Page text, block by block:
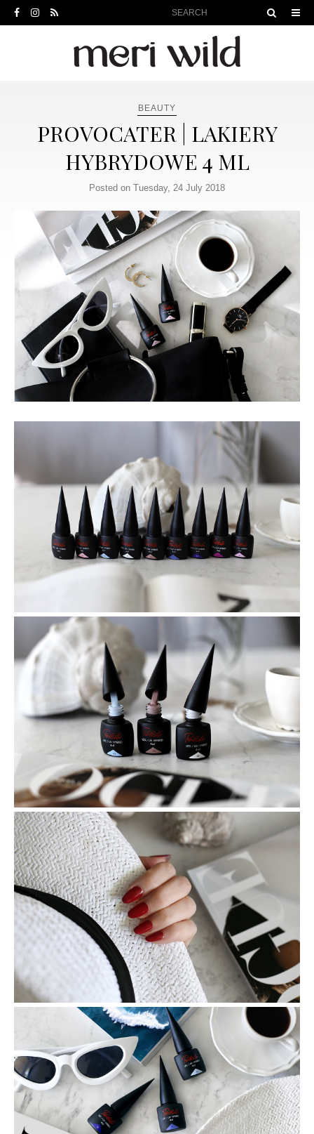
BEAUTY
PROVOCATER | LAKIERY
HYBRYDOWE 4 ML
Posted on Tuesday, 24 July 2018